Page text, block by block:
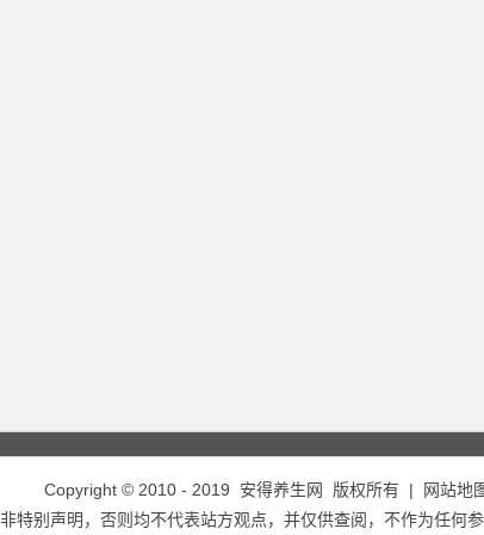
Copyright © 2010 - 2019 安得养生网 版权所有 |
网站地
特别声明，否则均不代表站方观点，并仅供查阅，不作为任何参